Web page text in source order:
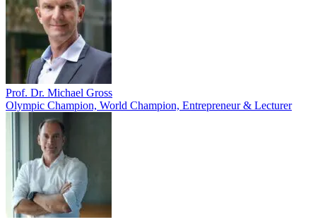
Prof. Dr. Michael Gross
Olympic Champion, World Champion, Entrepreneur & Lecturer